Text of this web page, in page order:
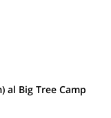
al Big Tree Camp